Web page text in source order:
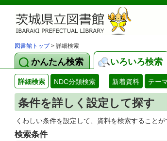
図書館トップ> 詳細検索
かんたん検索 いろいろ検索
詳細検索 NDC分類検索 新着資料 テー
条件を詳しく設定して探す
くわしい条件を設定して、資料を検索することが
検索条件